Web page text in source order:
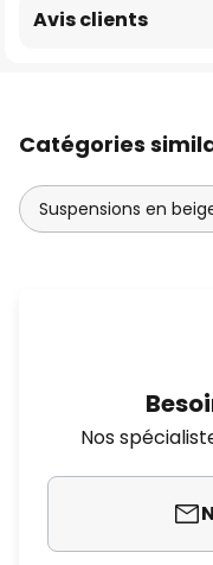
Avis clients
Catégories
Suspensions en
Nos